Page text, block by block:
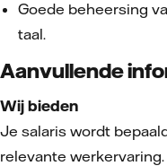
Goede beheersing
taal.
Aanvullende
Wij bieden
Je salaris wordt
relevante